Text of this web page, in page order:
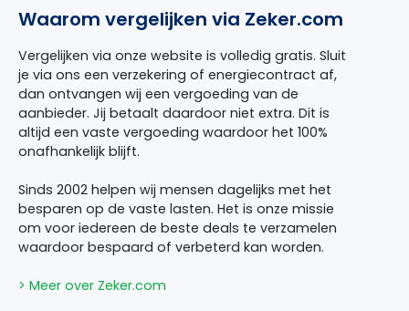
Waarom vergelijken via Zeker.com
Vergelijken via onze website is volledig gratis. Sluit
je via ons een verzekering of energiecontract af,
dan ontvangen wij een vergoeding van de
aanbieder. Jij betaalt daardoor niet extra. Dit is
altijd een vaste vergoeding waardoor het 100%
onafhankelijk blijft.
Sinds 2002 helpen wij mensen dagelijks met het
besparen op de vaste lasten. Het is onze missie
om voor iedereen de beste deals te verzamelen
waardoor bespaard of verbeterd kan worden.
> Meer over Zeker.com